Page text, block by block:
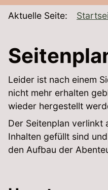
Aktuelle Seite:
Leider ist nach einem
nicht mehr erhalten
wieder hergestellt
Der Seitenplan verlinkt
Inhalten gefüllt sind
den Aufbau der